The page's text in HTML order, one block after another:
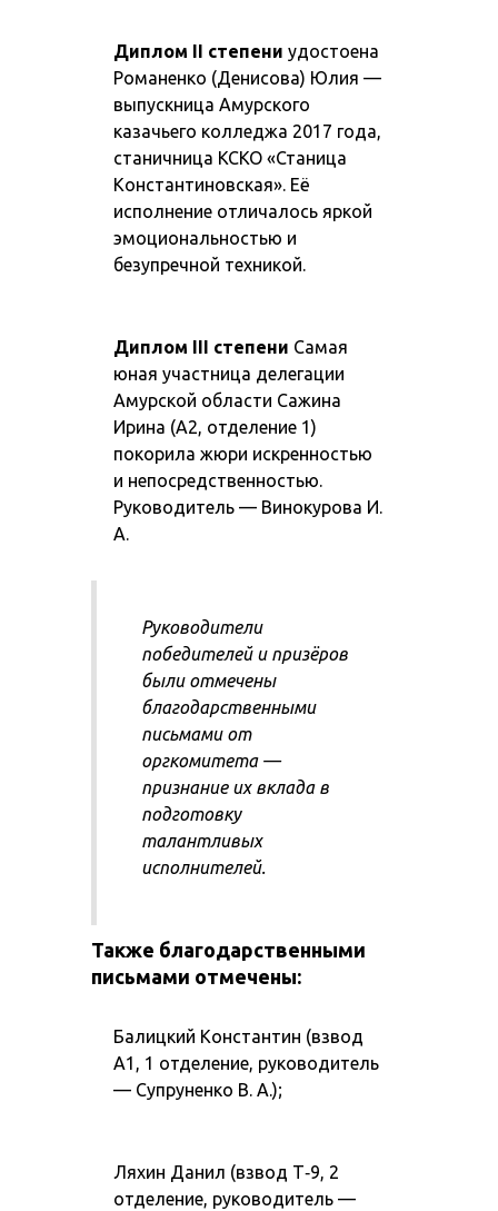
Диплом II степени удостоена
Романенко (Денисова) Юлия —
выпускница Амурского
казачьего колледжа 2017 года,
станичница КСКО «Станица
Константиновская». Её
исполнение отличалось яркой
эмоциональностью и
безупречной техникой.
Диплом III степени Самая
юная участница делегации
Амурской области Сажина
Ирина (А2, отделение 1)
покорила жюри искренностью
и непосредственностью.
Руководитель — Винокурова И.
А.
Руководители
победителей и призёров
были отмечены
благодарственными
письмами от
оргкомитета —
признание их вклада в
подготовку
талантливых
исполнителей.
Также благодарственными
письмами отмечены:
Балицкий Константин (взвод
А1, 1 отделение, руководитель
— Супруненко В. А.);
Ляхин Данил (взвод Т‑9, 2
отделение, руководитель —